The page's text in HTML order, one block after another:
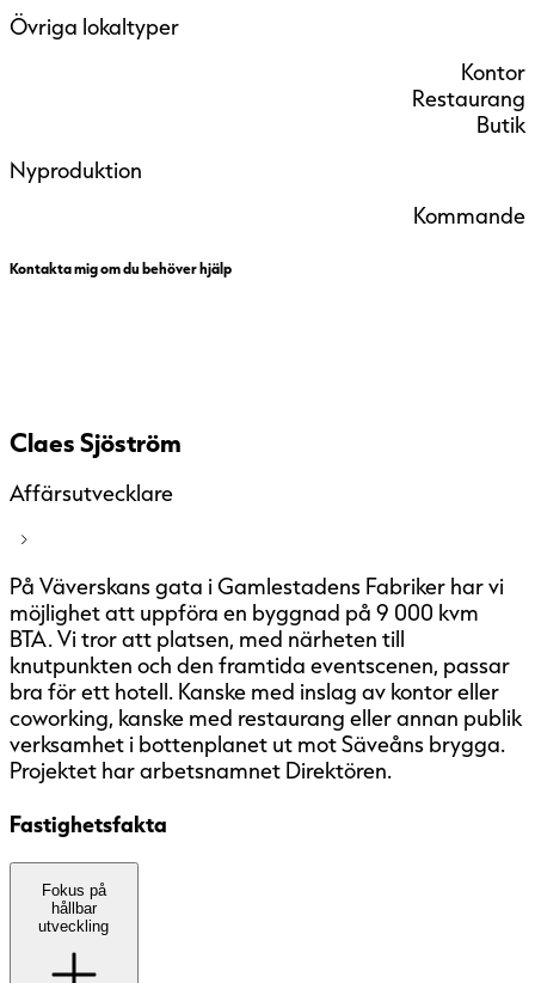
Övriga lokaltyper
Kontor
Restaurang
Butik
Nyproduktion
Kommande
Kontakta mig om du behöver hjälp
Claes Sjöström
Affärsutvecklare
På Väverskans gata i Gamlestadens Fabriker har vi
möjlighet att uppföra en byggnad på 9 000 kvm
BTA. Vi tror att platsen, med närheten till
knutpunkten och den framtida eventscenen, passar
bra för ett hotell. Kanske med inslag av kontor eller
coworking, kanske med restaurang eller annan publik
verksamhet i bottenplanet ut mot Säveåns brygga.
Projektet har arbetsnamnet Direktören.
Fastighetsfakta
Fokus på
hållbar
utveckling